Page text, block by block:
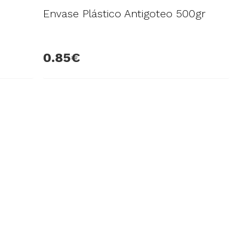
Envase Plástico Antigoteo 500gr
0.85